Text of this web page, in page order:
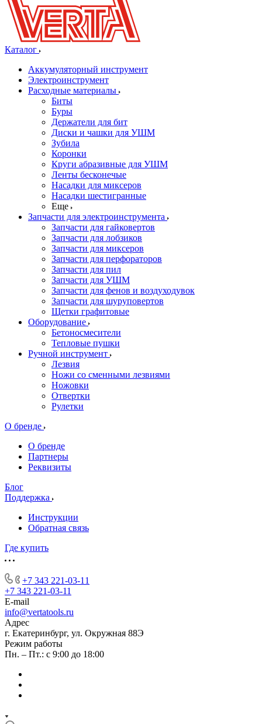
Каталог
Аккумуляторный инструмент
Электроинструмент
Расходные материалы
Биты
Буры
Держатели для бит
Диски и чашки для УШМ
Зубила
Коронки
Круги абразивные для УШМ
Ленты бесконечые
Насадки для миксеров
Насадки шестигранные
Еще
Запчасти для электроинструмента
Запчасти для гайковертов
Запчасти для лобзиков
Запчасти для миксеров
Запчасти для перфораторов
Запчасти для пил
Запчасти для УШМ
Запчасти для фенов и воздуходувок
Запчасти для шуруповертов
Щетки графитовые
Оборудование
Бетоносмесители
Тепловые пушки
Ручной инструмент
Лезвия
Ножи со сменными лезвиями
Ножовки
Отвертки
Рулетки
О бренде
О бренде
Партнеры
Реквизиты
Блог
Поддержка
Инструкции
Обратная связь
Где купить
+7 343 221-03-11
+7 343 221-03-11
E-mail
info@vertatools.ru
Адрес
г. Екатеринбург, ул. Окружная 88Э
Режим работы
Пн. – Пт.: с 9:00 до 18:00